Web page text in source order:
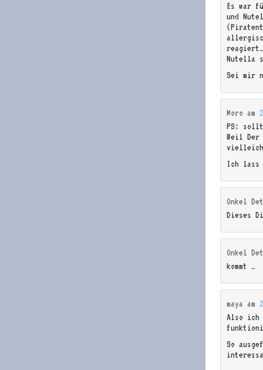
Es war
und
Nutella
Sei mir
Moro am
PS:
Weil
Ich lass
Onkel
Dieses
Onkel
kommt …
maya am
Also ich
So